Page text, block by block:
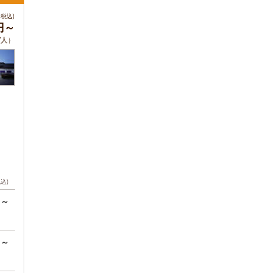
込)
～
）
)